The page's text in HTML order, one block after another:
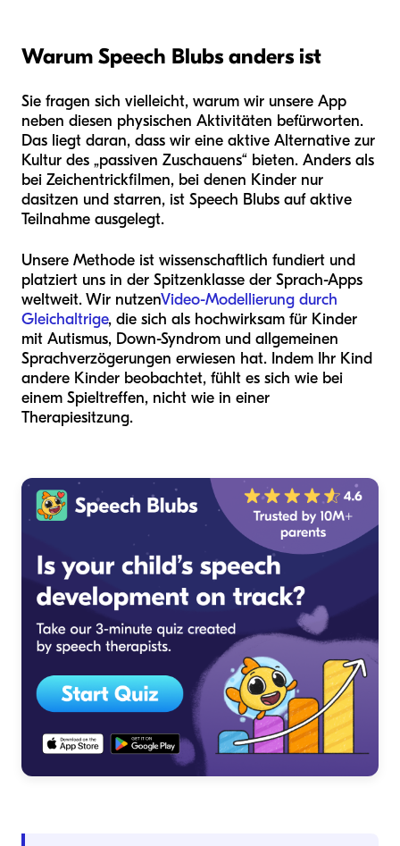
Warum Speech Blubs anders ist
Sie fragen sich vielleicht, warum wir unsere App
neben diesen physischen Aktivitäten befürworten.
Das liegt daran, dass wir eine aktive Alternative zur
Kultur des „passiven Zuschauens“ bieten. Anders als
bei Zeichentrickfilmen, bei denen Kinder nur
dasitzen und starren, ist Speech Blubs auf aktive
Teilnahme ausgelegt.
Unsere Methode ist wissenschaftlich fundiert und
platziert uns in der Spitzenklasse der Sprach-Apps
weltweit. Wir nutzenVideo-Modellierung durch
Gleichaltrige, die sich als hochwirksam für Kinder
mit Autismus, Down-Syndrom und allgemeinen
Sprachverzögerungen erwiesen hat. Indem Ihr Kind
andere Kinder beobachtet, fühlt es sich wie bei
einem Spieltreffen, nicht wie in einer
Therapiesitzung.